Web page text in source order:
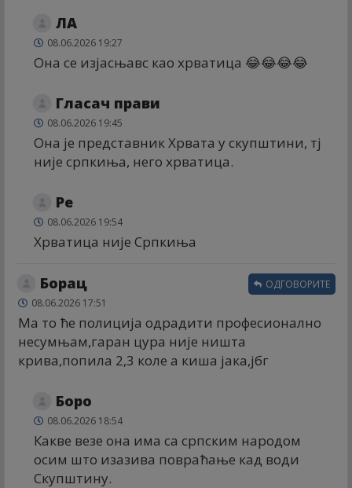
ЛА
08.06.2026 19:27
Она се изјасњавс као хрватица 😂😂😂😂
Гласач прави
08.06.2026 19:45
Она је представник Хрвата у скупштини, тј
није српкиња, него хрватица.
Ре
08.06.2026 19:54
Хрватица није Српкиња
Борац
08.06.2026 17:51
Ма то ће полиција одрадити професионално
несумњам,гаран цура није ништа
крива,попила 2,3 коле а киша јака,јбг
ОДГОВОРИТЕ
Боро
08.06.2026 18:54
Какве везе она има са српским народом
осим што изазива повраћање кад води
Скупштину.